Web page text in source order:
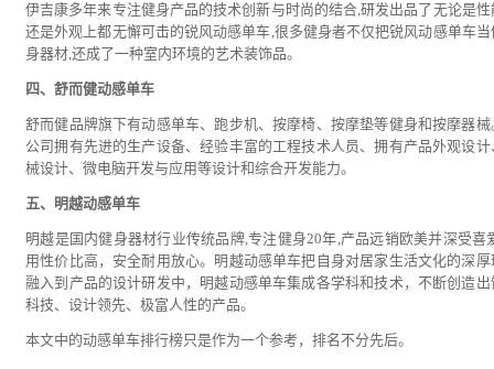
伊吉康多年来专注健身产品的技术创新与时尚的结合,研发出品了无论是性
还是外观上都无懈可击的锐风动感单车,很多健身者不仅把锐风动感单车当
身器材,还成了一种室内环境的艺术装饰品。
四、舒而健动感单车
舒而健品牌旗下有动感单车、跑步机、按摩椅、按摩垫等健身和按摩器械
公司拥有先进的生产设备、经验丰富的工程技术人员、拥有产品外观设计
械设计、微电脑开发与应用等设计和综合开发能力。
五、明越动感单车
明越是国内健身器材行业传统品牌,专注健身20年,产品远销欧美并深受喜
用性价比高，安全耐用放心。明越动感单车把自身对居家生活文化的深厚
融入到产品的设计研发中，明越动感单车集成各学科和技术，不断创造出
科技、设计领先、极富人性的产品。
本文中的动感单车排行榜只是作为一个参考，排名不分先后。